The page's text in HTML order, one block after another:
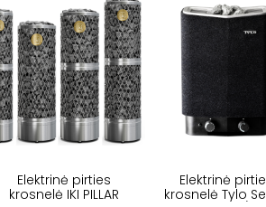
Elektrinė pirties
krosnelė IKI PILLAR
Elektrinė
krosnelė Tylo